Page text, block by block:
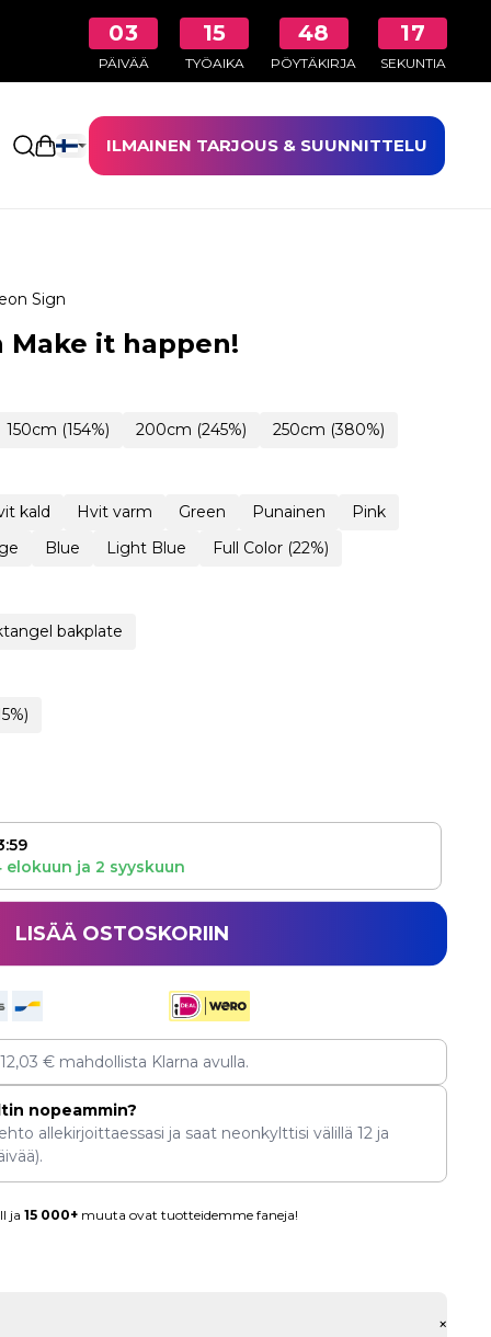
03
PÄIVÄÄ
15
TYÖAIKA
48
PÖYTÄKIRJA
16
SEKUNTIA
Avaa ostoskoriILMAINEN TARJOUS & SUUNNITTELU
Sign
Make it happen!
150cm (154%) 200cm (245%) 250cm (380%)
kald Hvit varm Green Punainen
Pink
Blue Light Blue Full Color (22%)
bakplate
elokuun ja 2 syyskuun
LISÄÄ OSTOSKORIIN
€ mahdollista Klarna avulla.
nopeammin?
allekirjoittaessasi ja saat neonkylttisi välillä 12ja
ja 15 000+muuta ovat tuotteidemme faneja!
+